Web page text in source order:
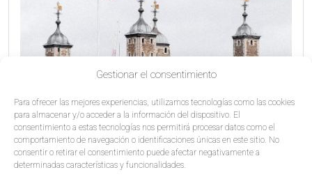
Gestionar el consentimiento
Para ofrecer las mejores experiencias, utilizamos tecnologías como las cookies
para almacenar y/o acceder a la información del dispositivo. El
consentimiento a estas tecnologías nos permitirá procesar datos como el
comportamiento de navegación o identificaciones únicas en este sitio. No
consentir o retirar el consentimiento puede afectar negativamente a
determinadas características y funcionalidades.